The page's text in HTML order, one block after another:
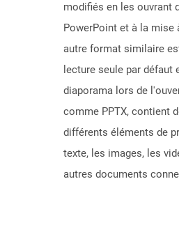
modifiés en les ouvrant
PowerPoint et à la mise
autre format similaire
lecture seule par défaut
diaporama lors de
comme PPTX, contient
différents éléments de
texte, les images, les
autres documents